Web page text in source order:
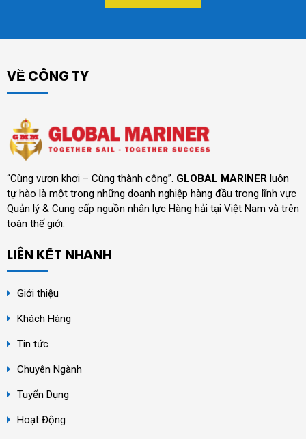
VỀ CÔNG TY
“Cùng vươn khơi – Cùng thành công”. GLOBAL MARINER luôn
tự hào là một trong những doanh nghiệp hàng đầu trong lĩnh vực
Quản lý & Cung cấp nguồn nhân lực Hàng hải tại Việt Nam và trên
toàn thế giới.
LIÊN KẾT NHANH
Giới thiệu
Khách Hàng
Tin tức
Chuyên Ngành
Tuyển Dụng
Hoạt Động